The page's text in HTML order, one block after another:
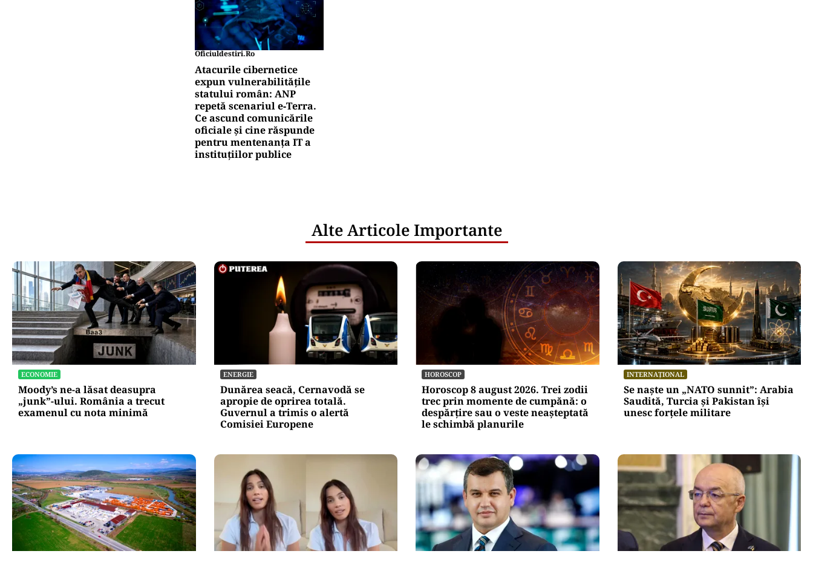
Oficiuldestiri.ro
Atacurile cibernetice
expun vulnerabilitățile
statului român: ANP
repetă scenariul e‑Terra.
Ce ascund comunicările
oficiale și cine răspunde
pentru mentenanța IT a
instituțiilor publice
Alte Articole Importante
ECONOMIE
Moody’s ne-a lăsat deasupra
„junk”-ului. România a trecut
examenul cu nota minimă
ENERGIE
Dunărea seacă, Cernavodă se
apropie de oprirea totală.
Guvernul a trimis o alertă
Comisiei Europene
HOROSCOP
Horoscop 8 august 2026. Trei zodii
trec prin momente de cumpănă: o
despărțire sau o veste neașteptată
le schimbă planurile
INTERNAȚIONAL
Se naște un „NATO sunnit”: Arabia
Saudită, Turcia și Pakistan își
unesc forțele militare